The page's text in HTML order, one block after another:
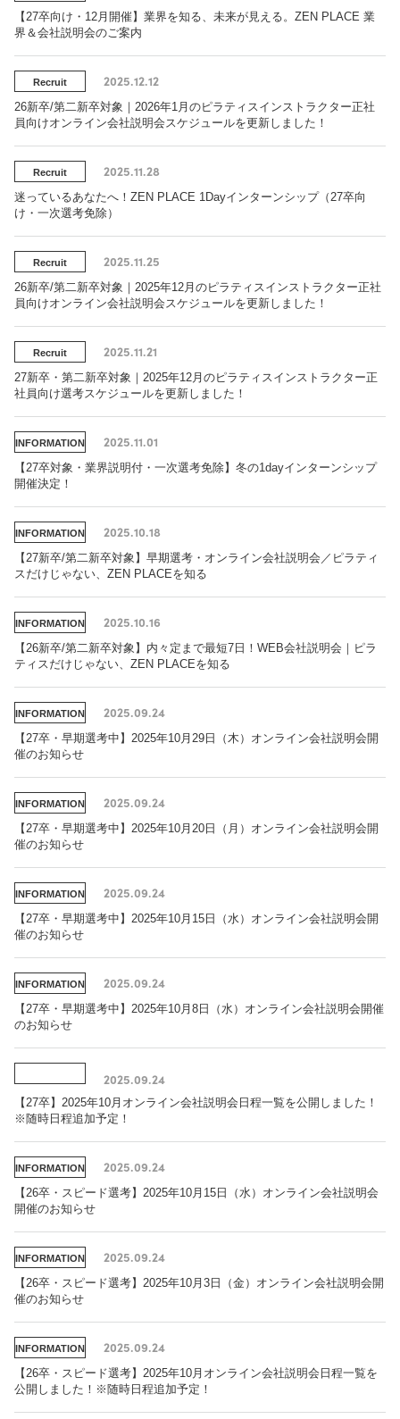
【27卒向け・12月開催】業界を知る、未来が見える。ZEN PLACE 業
界＆会社説明会のご案内
Recruit 2025.12.12
26新卒/第二新卒対象｜2026年1月のピラティスインストラクター正社
員向けオンライン会社説明会スケジュールを更新しました！
Recruit 2025.11.28
迷っているあなたへ！ZEN PLACE 1Dayインターンシップ（27卒向
け・一次選考免除）
Recruit 2025.11.25
26新卒/第二新卒対象｜2025年12月のピラティスインストラクター正社
員向けオンライン会社説明会スケジュールを更新しました！
Recruit 2025.11.21
27新卒・第二新卒対象｜2025年12月のピラティスインストラクター正
社員向け選考スケジュールを更新しました！
INFORMATION 2025.11.01
【27卒対象・業界説明付・一次選考免除】冬の1dayインターンシップ
開催決定！
INFORMATION 2025.10.18
【27新卒/第二新卒対象】早期選考・オンライン会社説明会／ピラティ
スだけじゃない、ZEN PLACEを知る
INFORMATION 2025.10.16
【26新卒/第二新卒対象】内々定まで最短7日！WEB会社説明会｜ピラ
ティスだけじゃない、ZEN PLACEを知る
INFORMATION 2025.09.24
【27卒・早期選考中】2025年10月29日（木）オンライン会社説明会開
催のお知らせ
INFORMATION 2025.09.24
【27卒・早期選考中】2025年10月20日（月）オンライン会社説明会開
催のお知らせ
INFORMATION 2025.09.24
【27卒・早期選考中】2025年10月15日（水）オンライン会社説明会開
催のお知らせ
INFORMATION 2025.09.24
【27卒・早期選考中】2025年10月8日（水）オンライン会社説明会開催
のお知らせ
2025.09.24
【27卒】2025年10月オンライン会社説明会日程一覧を公開しました！
※随時日程追加予定！
INFORMATION 2025.09.24
【26卒・スピード選考】2025年10月15日（水）オンライン会社説明会
開催のお知らせ
INFORMATION 2025.09.24
【26卒・スピード選考】2025年10月3日（金）オンライン会社説明会開
催のお知らせ
INFORMATION 2025.09.24
【26卒・スピード選考】2025年10月オンライン会社説明会日程一覧を
公開しました！※随時日程追加予定！